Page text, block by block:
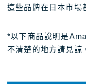
這些品牌在日本市場
*以下商品說明是
不清楚的地方請見諒